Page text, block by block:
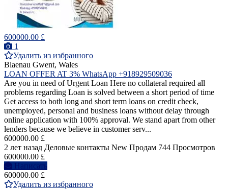
600000.00 £
1
Удалить из избранного
Blaenau Gwent, Wales
LOAN OFFER AT 3% WhatsApp +918929509036
Are you in need of Urgent Loan Here no collateral required all
problems regarding Loan is solved between a short period of time
Get access to both long and short term loans on credit check,
unemployed, personal and business loans without delay through
online application with 100% approval. We stand apart from other
lenders because we believe in customer serv...
600000.00 £
2 лет назад Деловые контакты New Продам 744 Просмотров
600000.00 £
Написать
600000.00 £
Удалить из избранного